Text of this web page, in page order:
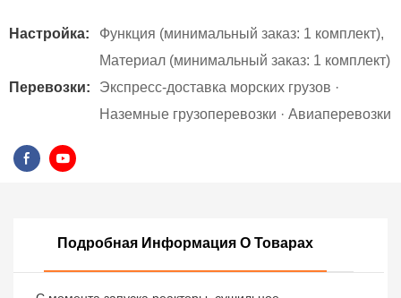
Настройка:
Функция (минимальный заказ: 1 комплект),
Материал (минимальный заказ: 1 комплект)
Перевозки:
Экспресс-доставка морских грузов ·
Наземные грузоперевозки · Авиаперевозки
Подробная Информация О Товарах